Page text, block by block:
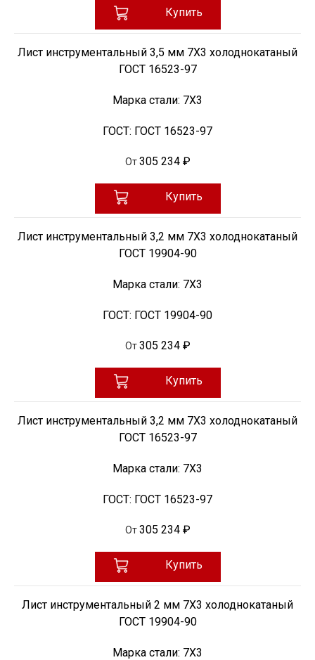
Купить
Лист инструментальный 3,5 мм 7Х3 холоднокатаный
ГОСТ 16523-97
Марка стали: 7Х3
ГОСТ: ГОСТ 16523-97
От 305 234 ₽
Купить
Лист инструментальный 3,2 мм 7Х3 холоднокатаный
ГОСТ 19904-90
Марка стали: 7Х3
ГОСТ: ГОСТ 19904-90
От 305 234 ₽
Купить
Лист инструментальный 3,2 мм 7Х3 холоднокатаный
ГОСТ 16523-97
Марка стали: 7Х3
ГОСТ: ГОСТ 16523-97
От 305 234 ₽
Купить
Лист инструментальный 2 мм 7Х3 холоднокатаный
ГОСТ 19904-90
Марка стали: 7Х3